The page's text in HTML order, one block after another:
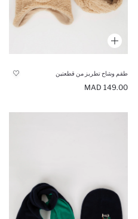
طقم وشاح تطريز من قطعتين
149.00 MAD